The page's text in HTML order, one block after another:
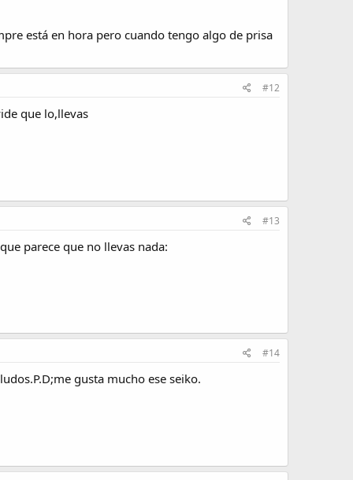
está en hora pero cuando tengo algo de prisa
#12
que lo,llevas
#13
parece que no llevas nada:
#14
gusta mucho ese seiko.